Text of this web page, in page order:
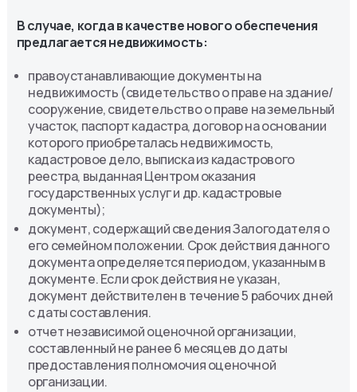
В случае, когда в качестве нового обеспечения
предлагается недвижимость:
правоустанавливающие документы на
недвижимость (свидетельство о праве на здание/
сооружение, свидетельство о праве на земельный
участок, паспорт кадастра, договор на основании
которого приобреталась недвижимость,
кадастровое дело, выписка из кадастрового
реестра, выданная Центром оказания
государственных услуг и др. кадастровые
документы);
документ, содержащий сведения Залогодателя о
его семейном положении. Срок действия данного
документа определяется периодом, указанным в
документе. Если срок действия не указан,
документ действителен в течение 5 рабочих дней
с даты составления.
отчет независимой оценочной организации,
составленный не ранее 6 месяцев до даты
предоставления полномочия оценочной
организации.